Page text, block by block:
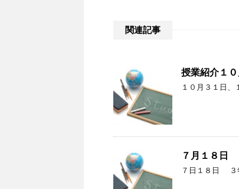
関連記事
授業紹介１
１０月３１日、
７月１８日
７日１８日 ３